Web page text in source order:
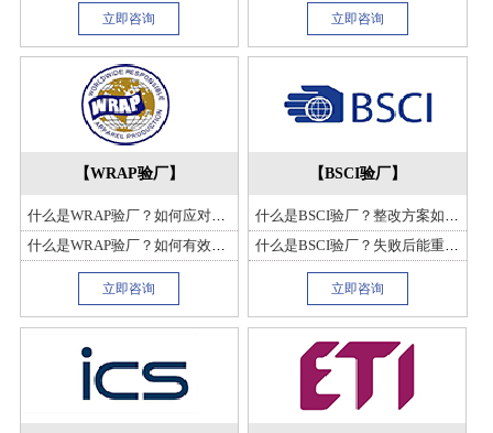
立即咨询 立即咨询
【WRAP验厂】
什么是WRAP验厂？如何应对突击抽查？有哪些注意事项？
什么是WRAP验厂？如何有效地进行内部评估与改进？有哪些注意事项？
立即咨询
【BSCI验厂】
什么是BSCI验厂？整改方案如何制定？哪些问题需优先解决？
什么是BSCI验厂？失败后能重申请吗？整改期有多久？
立即咨询